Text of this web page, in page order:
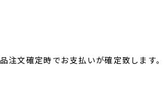
文確定時でお支払いが確定致します。